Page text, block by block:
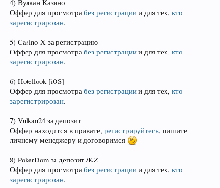
4) Вулкан Казино
Оффер для просмотра без регистрации и для тех, кто
зарегистрирован.
5) Casino-X за регистрацию
Оффер для просмотра без регистрации и для тех, кто
зарегистрирован.
6) Hotellook [iOS]
Оффер для просмотра без регистрации и для тех, кто
зарегистрирован.
7) Vulkan24 за депозит
Оффер находится в привате, регистрируйтесь, пишите
личному менеджеру и договоримся
8) PokerDom за депозит /KZ
Оффер для просмотра без регистрации и для тех, кто
зарегистрирован.